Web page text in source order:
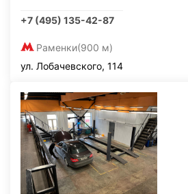
+7 (495) 135-42-87
Раменки(900 м)
ул. Лобачевского, 114